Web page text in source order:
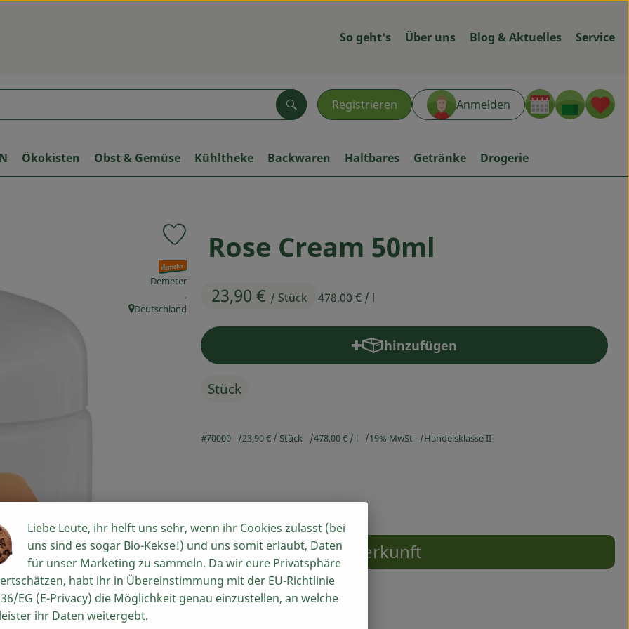
So geht's Über uns Blog & Aktuelles Service
Registrieren Anmelden
Suchen
Ökokisten Obst & Gemüse Kühltheke Backwaren Haltbares Getränke Drogerie
Rose Cream 50ml
23,90 € / Stück 478,00 € / l
Produkt zu Favouriten hinzufügen
, Verband:
Demeter
, Kontrollstelle:
.
, Herkunft:
Deutschland
hinzufügen
Produkt zum Warenkorb hinzufügen
Stück
#70000 23,90 € / Stück 478,00 € / l 19% MwSt Handelsklasse II
Rezepte
Herkunft
keine passenden Rezepte gefunden.
Liebe Leute, ihr helft uns sehr, wenn ihr Cookies zulasst (bei
uns sind es sogar Bio-Kekse!) und uns somit erlaubt, Daten
für unser Marketing zu sammeln. Da wir eure Privatsphäre
habt ihr in Übereinstimmung mit der EU-Richtlinie
EG (E-Privacy) die Möglichkeit genau einzustellen, an welche
ihr Daten weitergebt.